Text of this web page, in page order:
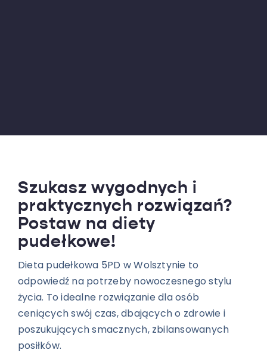
Szukasz wygodnych i
praktycznych rozwiązań?
Postaw na diety
pudełkowe!
Dieta pudełkowa 5PD w Wolsztynie to
odpowiedź na potrzeby nowoczesnego stylu
życia. To idealne rozwiązanie dla osób
ceniących swój czas, dbających o zdrowie i
poszukujących smacznych, zbilansowanych
posiłków.